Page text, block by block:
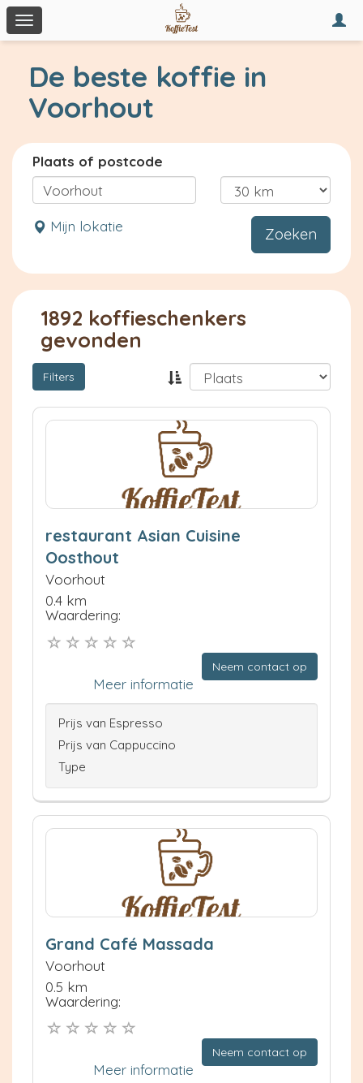
Toggle
navigation
De beste koffie in
Voorhout
Plaats of postcode
Mijn lokatie Zoeken
1892 koffieschenkers
gevonden
Filters
restaurant Asian Cuisine
Oosthout
Voorhout
0.4 km
Waardering:
Neem contact op
Meer informatie
Prijs van Espresso
Prijs van Cappuccino
Type
Grand Café Massada
Voorhout
0.5 km
Waardering:
Neem contact op
Meer informatie